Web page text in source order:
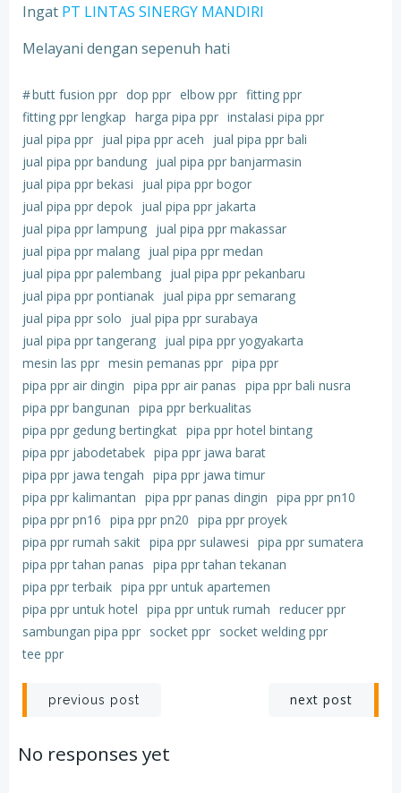
Ingat PT LINTAS SINERGY MANDIRI
Melayani dengan sepenuh hati
#butt fusion ppr dop ppr elbow ppr fitting ppr
fitting ppr lengkap harga pipa ppr instalasi pipa ppr
jual pipa ppr jual pipa ppr aceh
jual pipa ppr bali
jual pipa ppr bandung jual pipa ppr banjarmasin
jual pipa ppr bekasi
jual pipa ppr bogor
jual pipa ppr depok jual pipa ppr jakarta
jual pipa ppr lampung jual pipa ppr makassar
jual pipa ppr malang jual pipa ppr medan
jual pipa ppr palembang jual pipa ppr pekanbaru
jual pipa ppr pontianak jual pipa ppr semarang
jual pipa ppr solo
jual pipa ppr surabaya
jual pipa ppr tangerang jual pipa ppr yogyakarta
mesin las ppr mesin pemanas ppr pipa ppr
pipa ppr air dingin pipa ppr air panas pipa ppr bali nusra
pipa ppr bangunan pipa ppr berkualitas
pipa ppr gedung bertingkat pipa ppr hotel bintang
pipa ppr jabodetabek pipa ppr jawa barat
pipa ppr jawa tengah pipa ppr jawa timur
pipa ppr kalimantan pipa ppr panas dingin pipa ppr pn10
pipa ppr pn16 pipa ppr pn20 pipa ppr proyek
pipa ppr rumah sakit pipa ppr sulawesi pipa ppr sumatera
pipa ppr tahan panas pipa ppr tahan tekanan
pipa ppr terbaik pipa ppr untuk apartemen
pipa ppr untuk hotel pipa ppr untuk rumah reducer ppr
sambungan pipa ppr socket ppr socket welding ppr
tee ppr
Post
navigation
previous post next post
No responses yet